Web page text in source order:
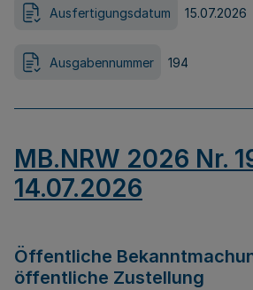
Ausfertigungsdatum 15.07.2026
Ausgabennummer 194
MB.NRW 2026 Nr.
14.07.2026
Öffentliche
öffentliche Zustellung